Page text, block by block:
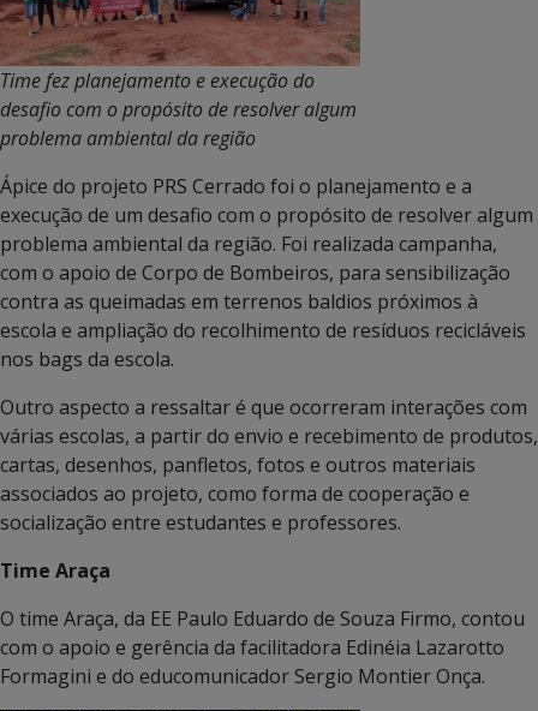
Time fez planejamento e execução do
desafio com o propósito de resolver algum
problema ambiental da região
Ápice do projeto PRS Cerrado foi o planejamento e a
execução de um desafio com o propósito de resolver algum
problema ambiental da região. Foi realizada campanha,
com o apoio de Corpo de Bombeiros, para sensibilização
contra as queimadas em terrenos baldios próximos à
escola e ampliação do recolhimento de resíduos recicláveis
nos bags da escola.
Outro aspecto a ressaltar é que ocorreram interações com
várias escolas, a partir do envio e recebimento de produtos,
cartas, desenhos, panfletos, fotos e outros materiais
associados ao projeto, como forma de cooperação e
socialização entre estudantes e professores.
Time Araça
O time Araça, da EE Paulo Eduardo de Souza Firmo, contou
com o apoio e gerência da facilitadora Edinéia Lazarotto
Formagini e do educomunicador Sergio Montier Onça.